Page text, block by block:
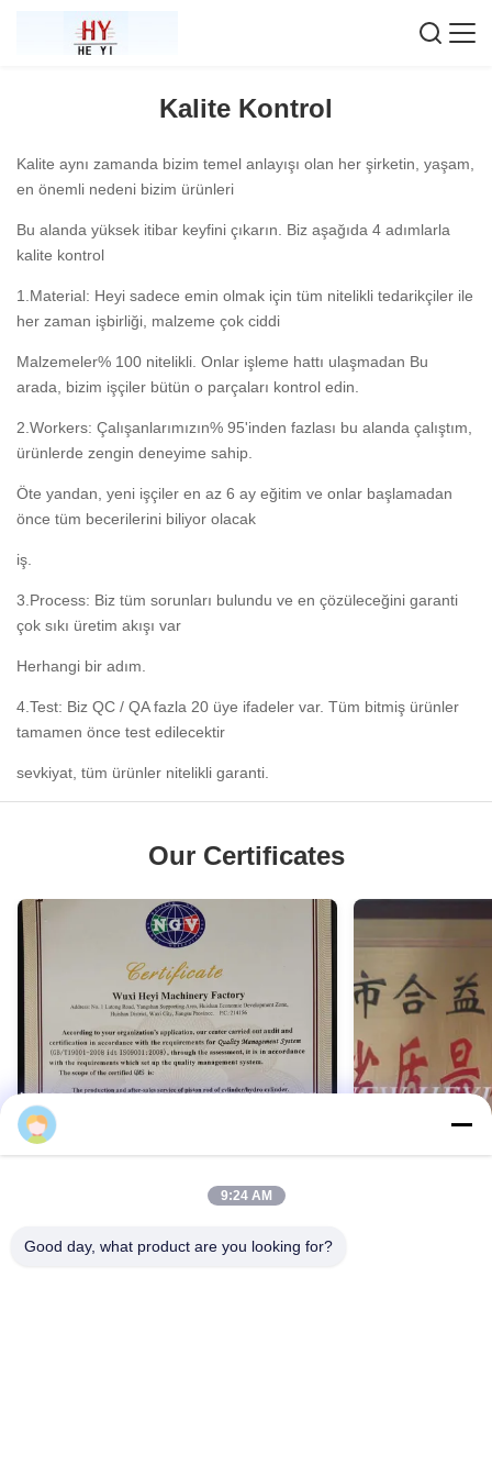
Kalite Kontrol
Kalite aynı zamanda bizim temel anlayışı olan her şirketin, yaşam,
en önemli nedeni bizim ürünleri
Bu alanda yüksek itibar keyfini çıkarın. Biz aşağıda 4 adımlarla
kalite kontrol
1.Material: Heyi sadece emin olmak için tüm nitelikli tedarikçiler ile
her zaman işbirliği, malzeme çok ciddi
Malzemeler% 100 nitelikli. Onlar işleme hattı ulaşmadan Bu
arada, bizim işçiler bütün o parçaları kontrol edin.
2.Workers: Çalışanlarımızın% 95'inden fazlası bu alanda çalıştım,
ürünlerde zengin deneyime sahip.
Öte yandan, yeni işçiler en az 6 ay eğitim ve onlar başlamadan
önce tüm becerilerini biliyor olacak
iş.
3.Process: Biz tüm sorunları bulundu ve en çözüleceğini garanti
çok sıkı üretim akışı var
Herhangi bir adım.
4.Test: Biz QC / QA fazla 20 üye ifadeler var. Tüm bitmiş ürünler
tamamen önce test edilecektir
sevkiyat, tüm ürünler nitelikli garanti.
Our Certificates
9:24 AM
Good day, what product are you looking for?